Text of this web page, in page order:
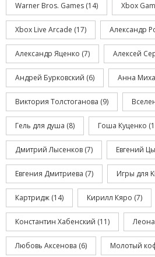
Warner Bros. Games (14) Xbox
Xbox Live Arcade (17) Александр
Александр Яценко (7) Алексей
Андрей Бурковский (6) Анна
Виктория Толстоганова (9)
Гель для душа (8) Гоша Куценко
Дмитрий Лысенков (7) Евгений
Евгения Дмитриева (7) Игры для
Картридж (14) Кирилл Кяро (7)
Константин Хабенский (11)
Любовь Аксенова (6) Молотый